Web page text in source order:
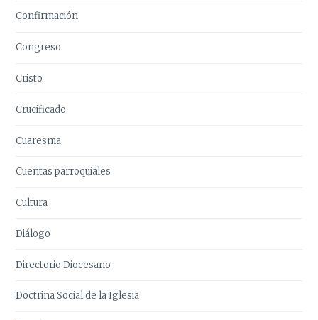
Confirmación
Congreso
Cristo
Crucificado
Cuaresma
Cuentas parroquiales
Cultura
Diálogo
Directorio Diocesano
Doctrina Social de la Iglesia